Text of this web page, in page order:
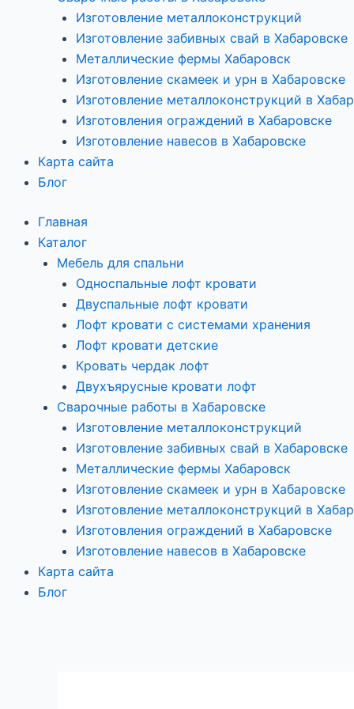
Изготовление металлоконструкций
Изготовление забивных свай в Хабаровске
Металлические фермы Хабаровск
Изготовление скамеек и урн в Хабаровске
Изготовление металлоконструкций в
Изготовления ограждений в Хабаровске
Изготовление навесов в Хабаровске
Карта сайта
Блог
Главная
Каталог
Мебель для спальни
Односпальные лофт кровати
Двуспальные лофт кровати
Лофт кровати с системами хранения
Лофт кровати детские
Кровать чердак лофт
Двухъярусные кровати лофт
Сварочные работы в Хабаровске
Изготовление металлоконструкций
Изготовление забивных свай в Хабаровске
Металлические фермы Хабаровск
Изготовление скамеек и урн в Хабаровске
Изготовление металлоконструкций в
Изготовления ограждений в Хабаровске
Изготовление навесов в Хабаровске
Карта сайта
Блог